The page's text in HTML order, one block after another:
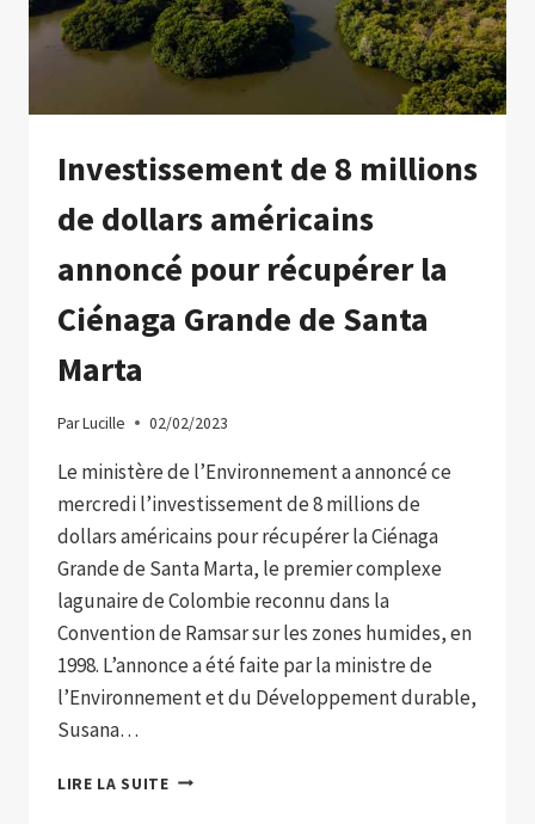
Investissement de 8 millions
de dollars américains
annoncé pour récupérer la
Ciénaga Grande de Santa
Marta
ParLucille 02/02/2023
Le ministère de l’Environnement a annoncé ce
mercredi l’investissement de 8 millions de
dollars américains pour récupérer la Ciénaga
Grande de Santa Marta, le premier complexe
lagunaire de Colombie reconnu dans la
Convention de Ramsar sur les zones humides, en
1998. L’annonce a été faite par la ministre de
l’Environnement et du Développement durable,
Susana…
LIRE LA SUITEINVESTISSEMENT